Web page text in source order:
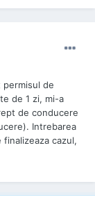
permisul de
de 1 zi, mi-a
de conducere
Intrebarea
cazul,